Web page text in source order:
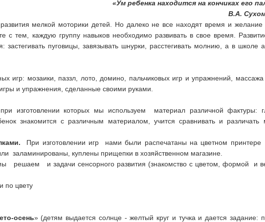
«Ум ребенка находится на кончиках его
В.А.
мелкой моторики детей. Но далеко не все находят время и желание
тем, каждую группу навыков необходимо развивать в свое время.
пуговицы, завязывать шнурки, расстегивать молнию, а в школе
игр: мозаики, паззл, лото, домино, пальчиковых игр и упражнений, массажа
и упражнения, сделанные своими руками.
при изготовлении которых мы используем материал различной фактуры:
знакомится с различным материалом, учится сравнивать и различать
При изготовлении игр нами были распечатаны на цветном
заламинированы, куплены прищепки в хозяйственном магазине.
решаем и задачи сенсорного развития (знакомство с цветом, формой и
по цвету
осень» (детям выдается солнце - желтый круг и тучка и дается задание: